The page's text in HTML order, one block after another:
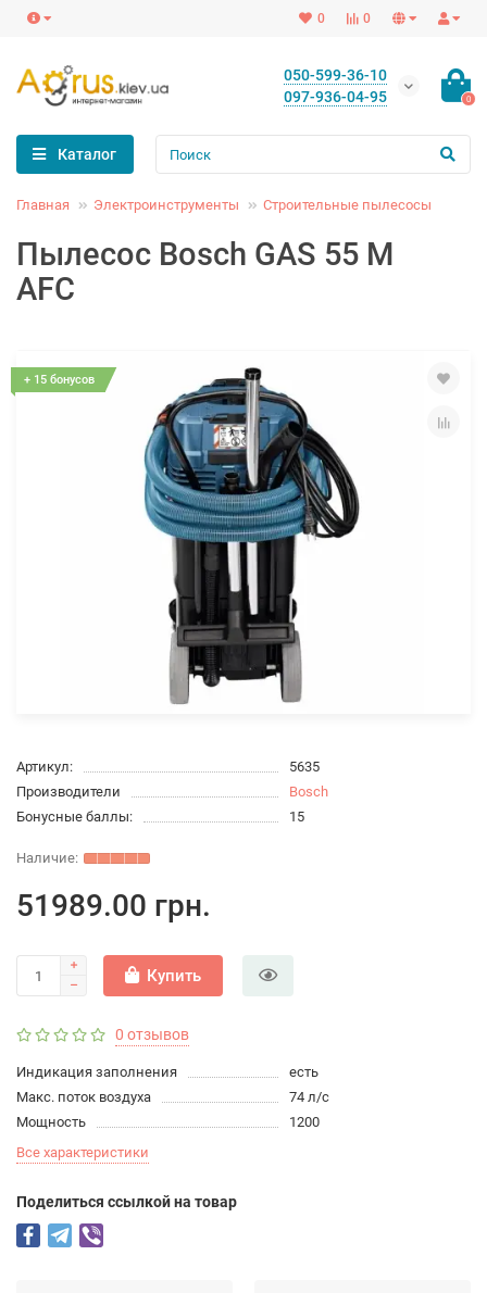
0
0
050-599-36-10
097-936-04-95
0
Каталог
Главная Электроинструменты Строительные пылесосы
Пылесос Bosch GAS 55 M
AFC
+ 15 бонусов
Артикул:
5635
Производители
Bosch
Бонусные баллы:
15
51989.00 грн.
Купить
0 отзывов
Индикация заполнения
есть
Макс. поток воздуха
74 л/с
Мощность
1200
Все характеристики
Поделиться ссылкой на товар